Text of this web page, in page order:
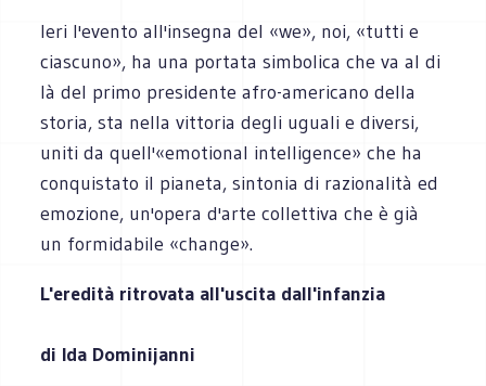
Ieri l'evento all'insegna del «we», noi, «tutti e
ciascuno», ha una portata simbolica che va al di
là del primo presidente afro-americano della
storia, sta nella vittoria degli uguali e diversi,
uniti da quell'«emotional intelligence» che ha
conquistato il pianeta, sintonia di razionalità ed
emozione, un'opera d'arte collettiva che è già
un formidabile «change».
L'eredità ritrovata all'uscita dall'infanzia
di Ida Dominijanni